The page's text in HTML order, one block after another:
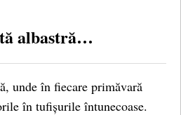
albastră…
unde în fiecare primăvară
în tufișurile întunecoase.